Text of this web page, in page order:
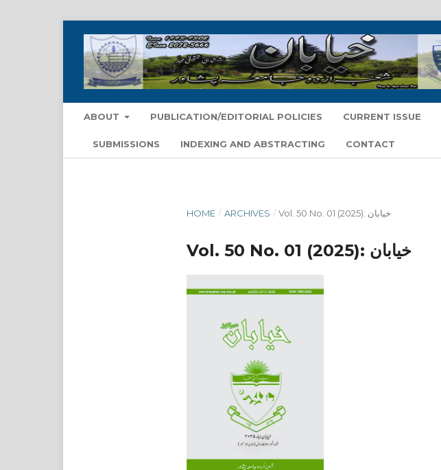
ABOUT PUBLICATION/EDITORIAL POLICIES CURRENT ISSUE
SUBMISSIONS INDEXING AND ABSTRACTING CONTACT
HOME / ARCHIVES / Vol. 50 No. 01 (2025): خیابان
Vol. 50 No. 01 (2025): خیابان